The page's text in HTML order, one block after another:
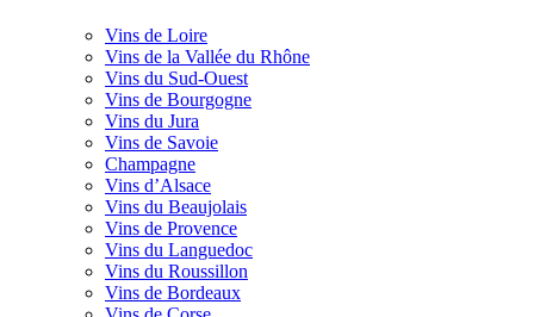
Vins de Loire
Vins de la Vallée du Rhône
Vins du Sud-Ouest
Vins de Bourgogne
Vins du Jura
Vins de Savoie
Champagne
Vins d’Alsace
Vins du Beaujolais
Vins de Provence
Vins du Languedoc
Vins du Roussillon
Vins de Bordeaux